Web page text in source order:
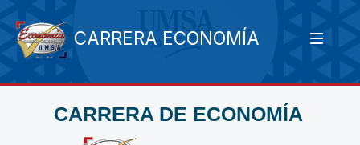
CARRERA ECONOMÍA
CARRERA DE ECONOMÍA